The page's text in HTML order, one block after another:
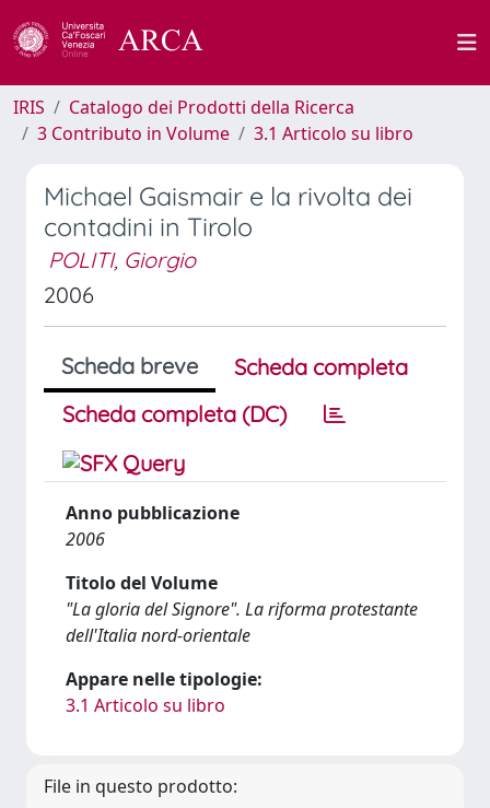
IRIS
Catalogo dei Prodotti della Ricerca
3 Contributo in Volume
3.1 Articolo su libro
Michael Gaismair e la rivolta dei
contadini in Tirolo
POLITI, Giorgio
2006
Scheda breve
Scheda completa
Scheda completa (DC)
Anno pubblicazione
2006
Titolo del Volume
"La gloria del Signore". La riforma protestante
dell'Italia nord-orientale
Appare nelle tipologie:
3.1 Articolo su libro
File in questo prodotto: